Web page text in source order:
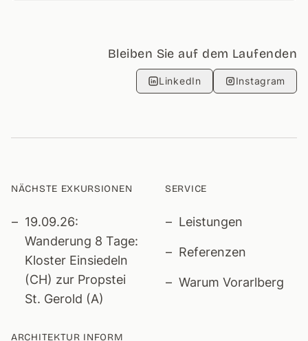
Bleiben Sie auf dem Laufenden
LinkedIn Instagram
NÄCHSTE EXKURSIONEN
19.09.26:
Wanderung 8 Tage:
Kloster Einsiedeln
(CH) zur Propstei
St. Gerold (A)
SERVICE
Leistungen
Referenzen
Warum Vorarlberg
ARCHITEKTUR INFORM